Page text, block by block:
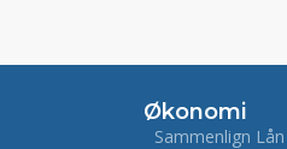
Økonomi
Sammenlign Lån